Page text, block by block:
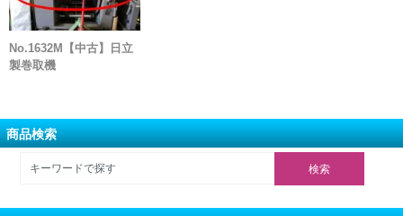
No.1632M【中古】日立
製巻取機
商品検索